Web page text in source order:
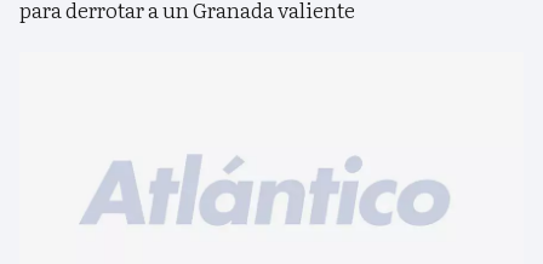
para derrotar a un Granada valiente